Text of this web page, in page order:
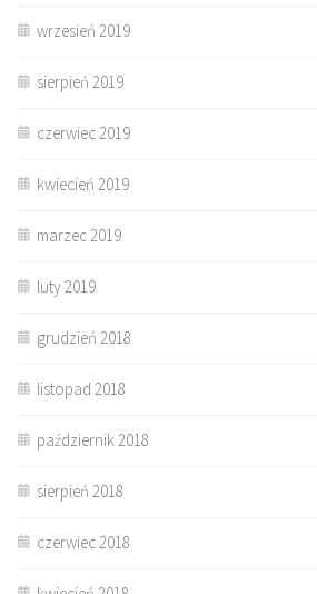
wrzesień 2019
sierpień 2019
czerwiec 2019
kwiecień 2019
marzec 2019
luty 2019
grudzień 2018
listopad 2018
październik 2018
sierpień 2018
czerwiec 2018